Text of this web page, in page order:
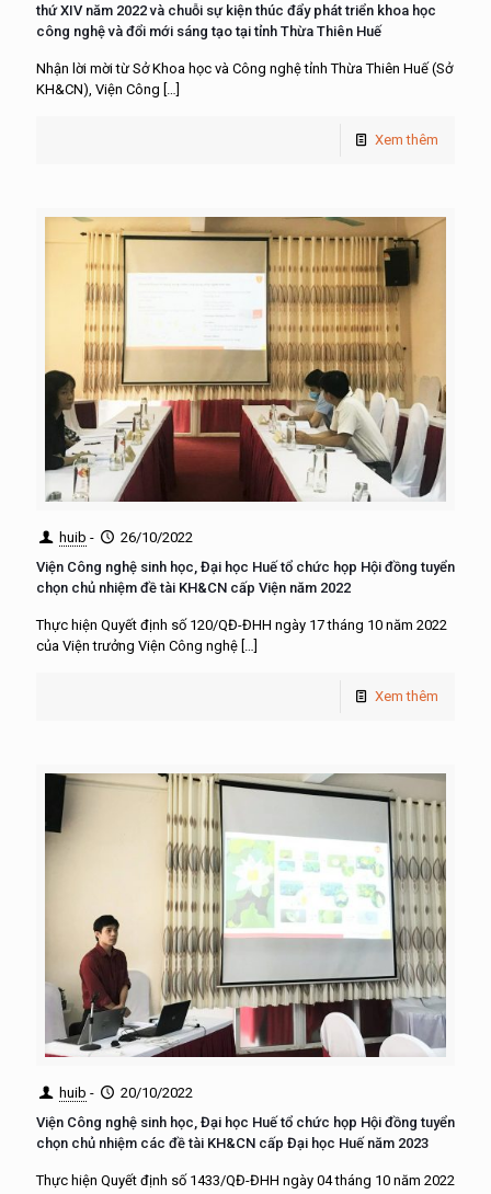
thứ XIV năm 2022 và chuỗi sự kiện thúc đẩy phát triển khoa học
công nghệ và đổi mới sáng tạo tại tỉnh Thừa Thiên Huế
Nhận lời mời từ Sở Khoa học và Công nghệ tỉnh Thừa Thiên Huế (Sở
KH&CN), Viện Công […]
Xem thêm
huib -
26/10/2022
Viện Công nghệ sinh học, Đại học Huế tổ chức họp Hội đồng tuyển
chọn chủ nhiệm đề tài KH&CN cấp Viện năm 2022
Thực hiện Quyết định số 120/QĐ-ĐHH ngày 17 tháng 10 năm 2022
của Viện trưởng Viện Công nghệ […]
Xem thêm
huib -
20/10/2022
Viện Công nghệ sinh học, Đại học Huế tổ chức họp Hội đồng tuyển
chọn chủ nhiệm các đề tài KH&CN cấp Đại học Huế năm 2023
Thực hiện Quyết định số 1433/QĐ-ĐHH ngày 04 tháng 10 năm 2022